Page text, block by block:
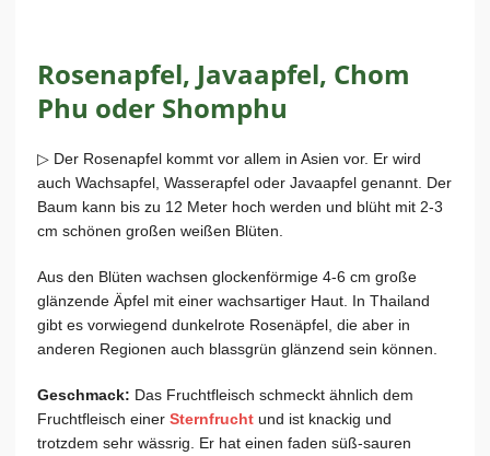
Rosenapfel, Javaapfel, Chom
Phu oder Shomphu
▷ Der Rosenapfel kommt vor allem in Asien vor. Er wird
auch Wachsapfel, Wasserapfel oder Javaapfel genannt. Der
Baum kann bis zu 12 Meter hoch werden und blüht mit 2-3
cm schönen großen weißen Blüten.
Aus den Blüten wachsen glockenförmige 4-6 cm große
glänzende Äpfel mit einer wachsartiger Haut. In Thailand
gibt es vorwiegend dunkelrote Rosenäpfel, die aber in
anderen Regionen auch blassgrün glänzend sein können.
Geschmack: Das Fruchtfleisch schmeckt ähnlich dem
Fruchtfleisch einer Sternfrucht und ist knackig und
trotzdem sehr wässrig. Er hat einen faden süß-sauren